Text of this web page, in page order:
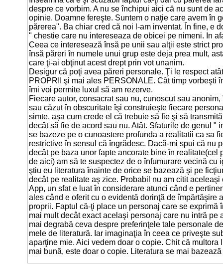
despre ce vorbim. A nu se închipui aici că nu sunt de
opinie. Doamne fereşte. Suntem o naţie care avem în
părerea". Ba chiar cred că noi l-am inventat. În fine, e
" chestie care nu intereseaza de obicei pe nimeni. In
Ceea ce interesează însă pe unii sau alţii este strict
însă păreri în numele unui grup este deja prea mult,
care ţi-ai obţinut acest drept prin vot unanim.
Desigur că poţi avea păreri personale. Ţi le respect
PROPRII şi mai ales PERSONALE. Cât timp vorbeşti
îmi voi permite luxul să am rezerve.
Fiecare autor, consacrat sau nu, cunoscut sau
sau căzut în obscuritate îşi construieşte fiecare
simte, aşa cum crede el că trebuie să fie şi să
decât să fie de acord sau nu. Atât. Sfaturile de genul "
se bazeze pe o cunoastere profunda a realitatii ca sa
restrictive în sensul că îngrădesc. Dacă-mi spui că nu
decât pe baza unor fapte ancorate bine în realitate(cel
de aici) am să te suspectez de o înfumurare vecină cu
ştiu eu literatura înainte de orice se bazează şi pe
decât pe realitate aş zice. Probabil nu am citit aceleaşi
App, un sfat e luat în considerare atunci când e
ales când e oferit cu o evidentă dorinţă de împărtăşire
proprii. Faptul că-ţi place un personaj care se exprimă
mai mult decât exact acelaşi personaj care nu intră pe
mai degrabă ceva despre preferinţele tale personale
mele de literatură. Iar imaginaţia în ceea ce priveşte
aparţine mie. Aici vedem doar o copie. Chit că multora
mai bună, este doar o copie. Literatura se mai